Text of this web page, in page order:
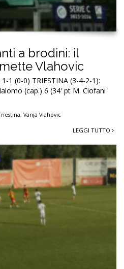
a brodini: il
Vlahovic
1 (0-0) TRIESTINA (3-4-2-1):
(cap.) 6 (34′ pt M. Ciofani
, Vanja Vlahovic
LEGGI TUTTO